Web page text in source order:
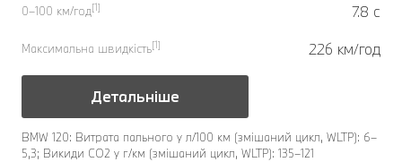
0–100 км/год[1] 7.8 с
Максимальна швидкість[1] 226 км/год
Детальніше
BMW 120: Витрата пального у л/100 км (змішаний цикл, WLTP): 6–
5,3; Викиди CO2 у г/км (змішаний цикл, WLTP): 135–121